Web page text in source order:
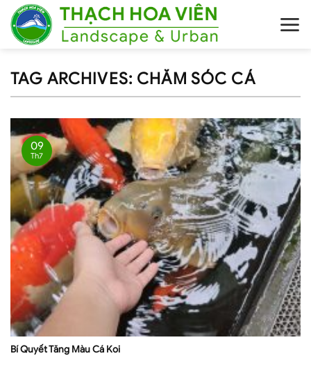
Skip
content
TAG ARCHIVES: CHĂM SÓC CÁ
Bí Quyết Tăng Màu Cá Koi
09
Th7